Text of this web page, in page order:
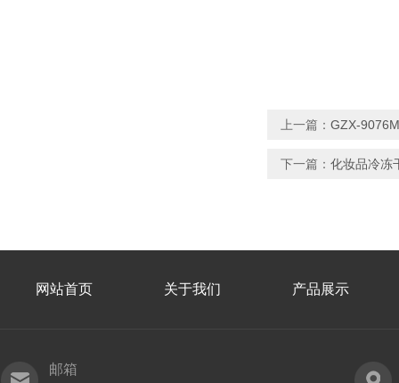
上一篇： GZX-
下一篇： 化妆品冷冻
网站首页 关于我们 产品展示
邮箱